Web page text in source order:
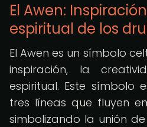
El Awen:
espiritual de los
El Awen es un símbolo
inspiración, la
espiritual. Este símbolo
tres líneas que fluyen
simbolizando la unión